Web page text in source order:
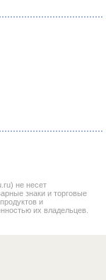
не несет
знаки и торговые
и
их владельцев.